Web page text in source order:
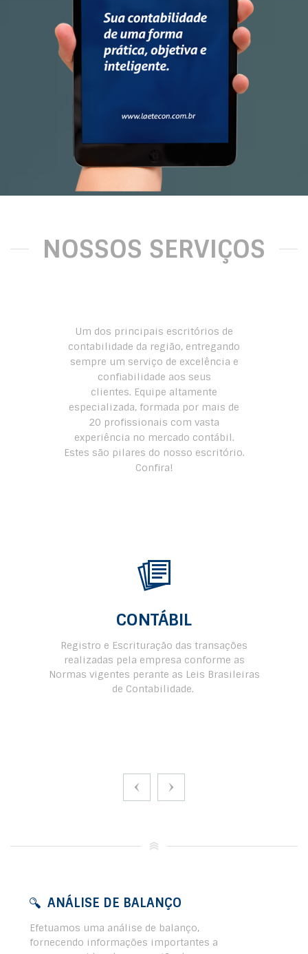
NOSSOS SERVIÇOS
Um dos principais escritórios de
contabilidade da região, entregando
sempre um serviço de excelência e
confiabilidade aos seus
clientes. Equipe altamente
especializada, formada por mais de
20 profissionais com vasta
experiência no mercado contábil.
Estes são pilares do nosso escritório.
Confira!
CONTÁBIL
Registro e Escrituração das transações
realizadas pela empresa conforme as
Normas vigentes perante as Leis Brasileiras
de Contabilidade.
ANÁLISE DE BALANÇO
Efetuamos uma análise de balanço,
fornecendo informações importantes a